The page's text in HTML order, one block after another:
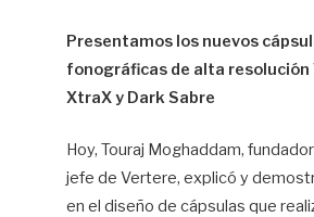
Presentamos los nuevos
fonográficas de alta resolución
XtraX y Dark Sabre
Hoy, Touraj Moghaddam,
jefe de Vertere, explicó y
en el diseño de cápsulas que